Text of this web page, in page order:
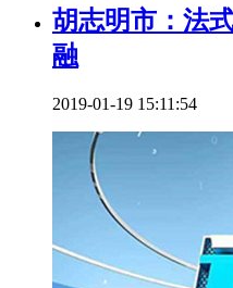
胡志明市：法
融
2019-01-19 15:11:54